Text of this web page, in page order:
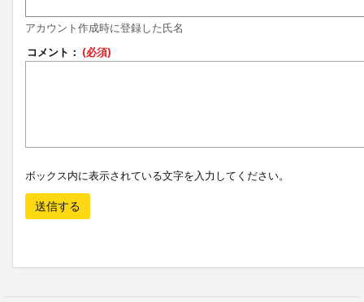
アカウント作成時に登録した氏名
コメント： (必須)
ボックス内に表示されている文字を入力してください。
送信する